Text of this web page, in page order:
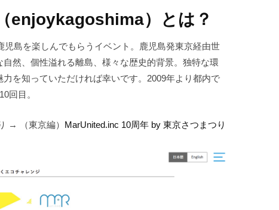
enjoykagoshima）とは？
児島を楽しんでもらうイベント。鹿児島発東京経由世
然、個性溢れる離島、様々な歴史的背景。独特な環
を知っていただければ幸いです。2009年より都内で
回目。
→ （東京編） MarUnited.inc 10周年 by 東京さつまつり